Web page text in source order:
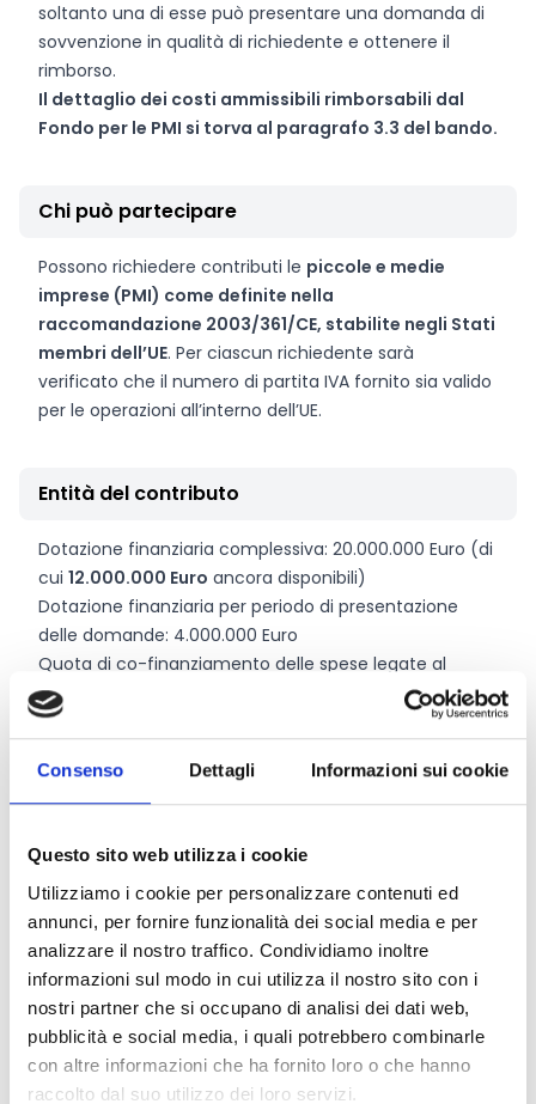
Consenso Dettagli Informazioni sui cookie
Questo sito web utilizza i cookie
Utilizziamo i cookie per personalizzare contenuti ed
annunci, per fornire funzionalità dei social media e per
analizzare il nostro traffico. Condividiamo inoltre
informazioni sul modo in cui utilizza il nostro sito con i
nostri partner che si occupano di analisi dei dati web,
pubblicità e social media, i quali potrebbero combinarle
con altre informazioni che ha fornito loro o che hanno
raccolto dal suo utilizzo dei loro servizi.
soltanto una di esse può presentare una domanda di
sovvenzione in qualità di richiedente e ottenere il
rimborso.
Il dettaglio dei costi ammissibili rimborsabili dal
Fondo per le PMI si torva al paragrafo 3.3 del bando.
Chi può partecipare
Possono richiedere contributi le piccole e medie
imprese (PMI) come definite nella
raccomandazione 2003/361/CE, stabilite negli Stati
membri dell’UE. Per ciascun richiedente sarà
verificato che il numero di partita IVA fornito sia valido
per le operazioni all’interno dell’UE.
Entità del contributo
Dotazione finanziaria complessiva: 20.000.000 Euro (di
cui 12.000.000 Euro ancora disponibili)
Dotazione finanziaria per periodo di presentazione
delle domande: 4.000.000 Euro
Quota di co-finanziamento delle spese legate al
servizio di pre-diagnosi della PI:
Quota di co-finanziamento delle spese legate alla
La sovvenzione assume la forma di un rimborso dei
costi effettivamente sostenuti. Si può presentare
entrambi. Se si richiede un servizio durante un periodo
di presentazione delle domande, si può fare domanda
per l’altro servizio nel corso di un periodo successivo. In
ogni caso i richiedenti possonorichiedere ciascun
servizio una volta soltanto e potranno ricevere
complessivamente un rimborso di 1.500 Euro .
Link e Documenti